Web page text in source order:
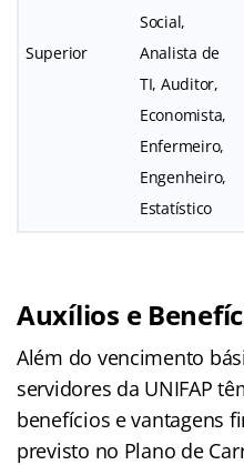
Superior
Social,
Analista de
TI, Auditor,
Economista,
Enfermeiro,
Engenheiro,
Estatístico
Auxílios e
Além do vencimento
servidores da UNIFAP
benefícios e vantagens
previsto no Plano de